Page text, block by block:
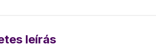
leírás